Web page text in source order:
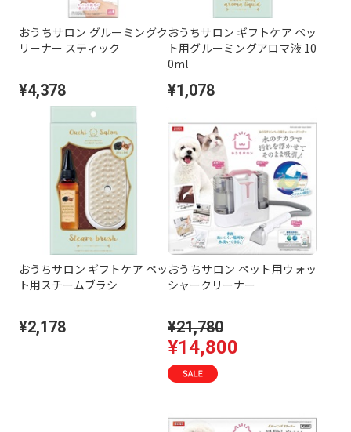
おうちサロン グルーミングク
リーナー スティック
¥4,378
おうちサロン ギフトケア ペッ
ト用グルーミングアロマ液 10
0ml
¥1,078
おうちサロン ギフトケア ペッ
ト用スチームブラシ
¥2,178
おうちサロン ペット用ウォッ
シャークリーナー
¥21,780
¥14,800